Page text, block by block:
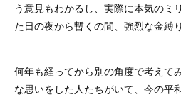
う意見もわかるし、実際に本気のミ
た日の夜から暫くの間、強烈な金縛
何年も経ってから別の角度で考えて
な思いをした人たちがいて、今の平